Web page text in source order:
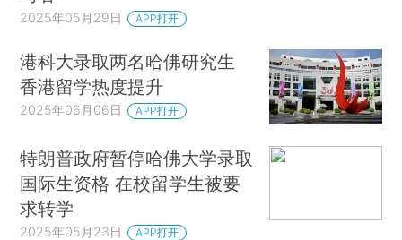
2025年05月29日 APP打开
港科大录取两名哈佛研究生
香港留学热度提升
2025年06月06日 APP打开
特朗普政府暂停哈佛大学录取
国际生资格 在校留学生被要
求转学
2025年05月23日 APP打开